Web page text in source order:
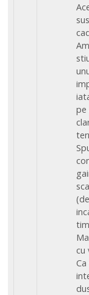
pe
cu